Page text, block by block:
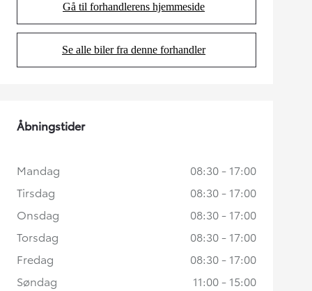
Gå til forhandlerens hjemmeside
(Opens in new tab)
Se alle biler fra denne forhandler
(Opens in new tab)
Åbningstider
Mandag
08:30 - 17:00
Tirsdag
08:30 - 17:00
Onsdag
08:30 - 17:00
Torsdag
08:30 - 17:00
Fredag
08:30 - 17:00
Søndag
11:00 - 15:00